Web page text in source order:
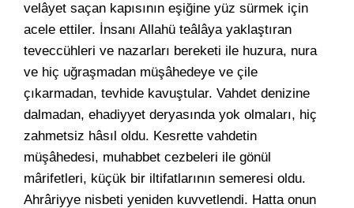
velâyet saçan kapısının eşiğine yüz sürmek için
acele ettiler. İnsanı Allahü teâlâya yaklaştıran
teveccühleri ve nazarları bereketi ile huzura, nura
ve hiç uğraşmadan müşâhedeye ve çile
çıkarmadan, tevhide kavuştular. Vahdet denizine
dalmadan, ehadiyyet deryasında yok olmaları, hiç
zahmetsiz hâsıl oldu. Kesrette vahdetin
müşâhedesi, muhabbet cezbeleri ile gönül
mârifetleri, küçük bir iltifatlarının semeresi oldu.
Ahrâriyye nisbeti yeniden kuvvetlendi. Hatta onun